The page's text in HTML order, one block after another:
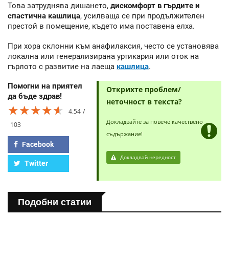
Това затруднява дишането, дискомфорт в гърдите и
спастична кашлица, усилваща се при продължителен
престой в помещение, където има поставена елха.
При хора склонни към анафилаксия, често се установява
локална или генерализирана уртикария или оток на
гърлото с развитие на лаеща кашлица.
Помогни на приятел
да бъде здрав!
★★★★★
★★★★★
★★★★★
4.54
103
Facebook
Twitter
Открихте проблем/
неточност в текста?
Докладвайте за повече качествено
съдържание!
Докладвай нередност
Подобни статии